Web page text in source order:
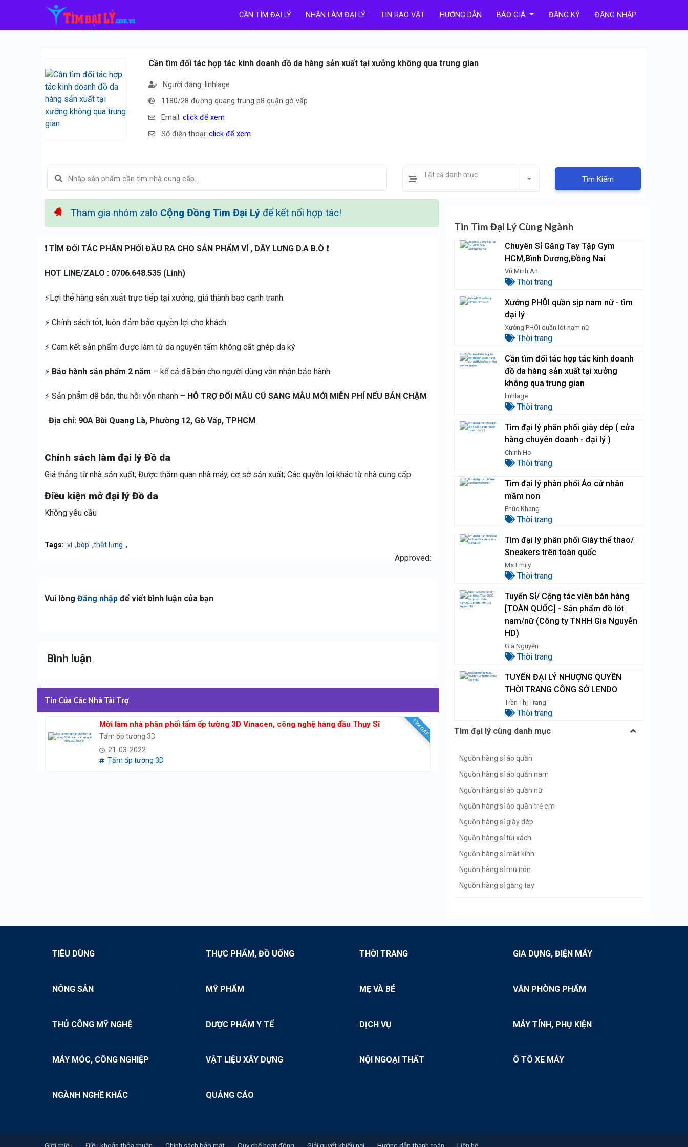
CẦN TÌM ĐẠI LÝ NHẬN LÀM ĐẠI LÝ TIN RAO VẶT HƯỚNG DẪN BÁO GIÁ ĐĂNG KÝ ĐĂNG NHẬP
Cần tìm đối tác hợp tác kinh doanh đồ da hàng sản xuất tại xưởng không qua trung gian
Người đăng: linhlage
1180/28 đường quang trung p8 quận gò vấp
Email:click để xem
Số điện thoại:click để xem
Tất cả danh mục Tìm Kiếm
Tham gia nhóm zalo Cộng Đồng Tìm Đại Lý để kết nối hợp tác!
❗️ TÌM ĐỐI TÁC PHÂN PHỐI ĐẦU RA CHO SẢN PHẨM VÍ , DÂY LƯNG D.A B.Ò ❗️
HOT LINE/ZALO : 0706.648.535 (Linh)
⚡️Lợi thế hàng sản xuất trực tiếp tại xưởng, giá thành bao cạnh tranh.
⚡️ Chính sách tốt, luôn đảm bảo quyền lợi cho khách.
⚡️ Cam kết sản phẩm được làm từ da nguyên tấm không cắt ghép da ký
⚡️ Bảo hành sản phẩm 2 năm – kể cả đã bán cho người dùng vẫn nhận bảo hành
⚡️ Sản phẩm dễ bán, thu hồi vốn nhanh – HỖ TRỢ ĐỔI MẪU CŨ SANG MẪU MỚI MIỄN PHÍ NẾU BÁN CHẬM
Địa chỉ: 90A Bùi Quang Là, Phường 12, Gò Vấp, TPHCM
Chính sách làm đại lý Đồ da
Giá thẳng từ nhà sản xuất; Được thăm quan nhà máy, cơ sở sản xuất; Các quyền lợi khác từ nhà cung cấp
Điều kiện mở đại lý Đồ da
Không yêu cầu
Tags: ví ,bóp ,thắt lưng ,
Approved:
Vui lòng Đăng nhập để viết bình luận của bạn
Bình luận
Tin Của Các Nhà Tài Trợ
TÌM GẤP
Mời làm nhà phân phối tấm ốp tường 3D Vinacen, công nghệ hàng đầu Thụy Sĩ
Tấm ốp tường 3D
21-03-2022
Tấm ốp tường 3D
Tin Tìm Đại Lý Cùng Ngành
Chuyên Sỉ Găng Tay Tập Gym
HCM,Bình Dương,Đồng Nai
Vũ Minh An
Thời trang
Xưởng PHÔI quần sịp nam nữ - tìm
đại lý
Xưởng PHÔI quần lót nam nữ
Thời trang
Cần tìm đối tác hợp tác kinh doanh
đồ da hàng sản xuất tại xưởng
không qua trung gian
linhlage
Thời trang
Tìm đại lý phân phối giày dép ( cửa
hàng chuyên doanh - đại lý )
Chinh Ho
Thời trang
Tìm đại lý phân phối Áo cử nhân
mầm non
Phúc Khang
Thời trang
Tìm đại lý phân phối Giày thể thao/
Sneakers trên toàn quốc
Ms Emily
Thời trang
Tuyển Sỉ/ Cộng tác viên bán hàng
[TOÀN QUỐC] - Sản phẩm đồ lót
nam/nữ (Công ty TNHH Gia Nguyễn
HD)
Gia Nguyễn
Thời trang
TUYỂN ĐẠI LÝ NHƯỢNG QUYỀN
THỜI TRANG CÔNG SỞ LENDO
Trần Thị Trang
Thời trang
Tìm đại lý cùng danh mục
Nguồn hàng sỉ áo quần
Nguồn hàng sỉ áo quần nam
Nguồn hàng sỉ áo quần nữ
Nguồn hàng sỉ áo quần trẻ em
Nguồn hàng sỉ giày dép
Nguồn hàng sỉ túi xách
Nguồn hàng sỉ mắt kính
Nguồn hàng sỉ mũ nón
Nguồn hàng sỉ găng tay
Nguồn hàng sỉ quảng châu
TIÊU DÙNG THỰC PHẨM, ĐỒ UỐNG THỜI TRANG GIA DỤNG, ĐIỆN MÁY
NÔNG SẢN MỸ PHẨM MẸ VÀ BÉ VĂN PHÒNG PHẨM
THỦ CÔNG MỸ NGHỆ DƯỢC PHẨM Y TẾ DỊCH VỤ MÁY TÍNH, PHỤ KIỆN
MÁY MÓC, CÔNG NGHIỆP VẬT LIỆU XÂY DỰNG NỘI NGOẠI THẤT Ô TÔ XE MÁY
NGÀNH NGHỀ KHÁC QUẢNG CÁO